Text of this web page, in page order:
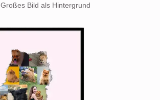
Großes Bild als Hintergrund